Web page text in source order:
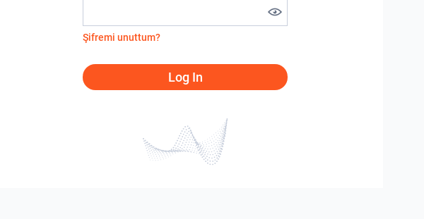
Şifremi unuttum?
Log In